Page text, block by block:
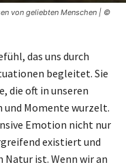
von geliebten Menschen | ©
das uns durch
begleitet. Sie
die oft in unseren
und Momente wurzelt.
Emotion nicht nur
existiert und
ist. Wenn wir an